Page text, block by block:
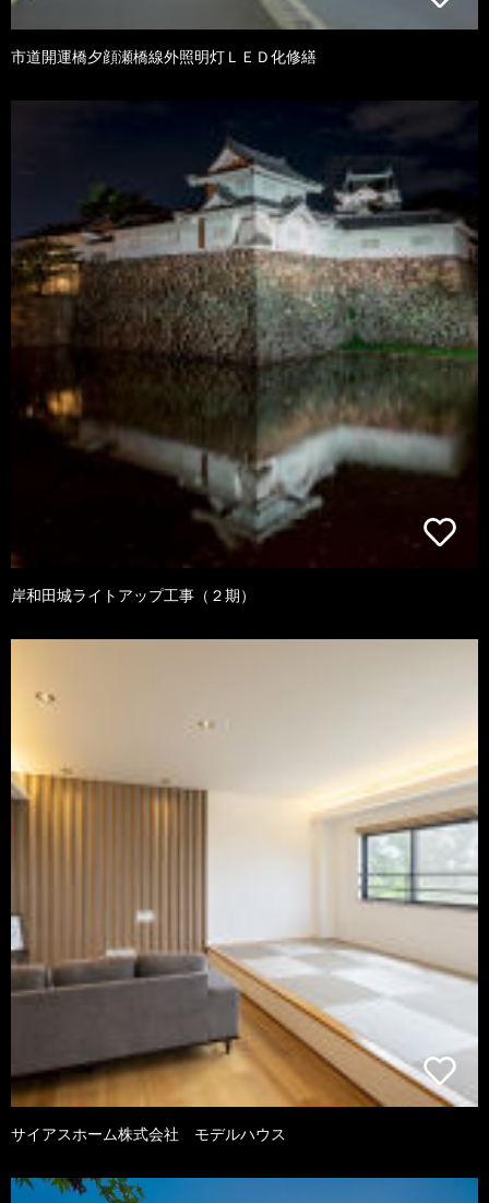
市道開運橋夕顔瀬橋線外照明灯ＬＥＤ化修繕
岸和田城ライトアップ工事（２期）
サイアスホーム株式会社 モデルハウス